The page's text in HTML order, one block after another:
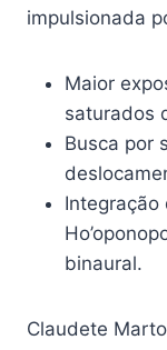
impulsionada
Maior
saturados
Busca por
Integração
binaural.
Claudete